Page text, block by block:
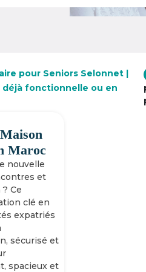
pour Seniors Selonnet |
déjà fonctionnelle ou en
Maroc
nouvelle
et
Ce
clé en
expatriés
sécurisé et
spacieux et